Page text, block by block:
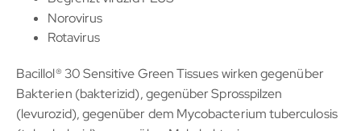
Norovirus
Rotavirus
Bacillol® 30 Sensitive Green Tissues wirken gegenüber
Bakterien (bakterizid), gegenüber Sprosspilzen
(levurozid), gegenüber dem Mycobacterium tuberculosis